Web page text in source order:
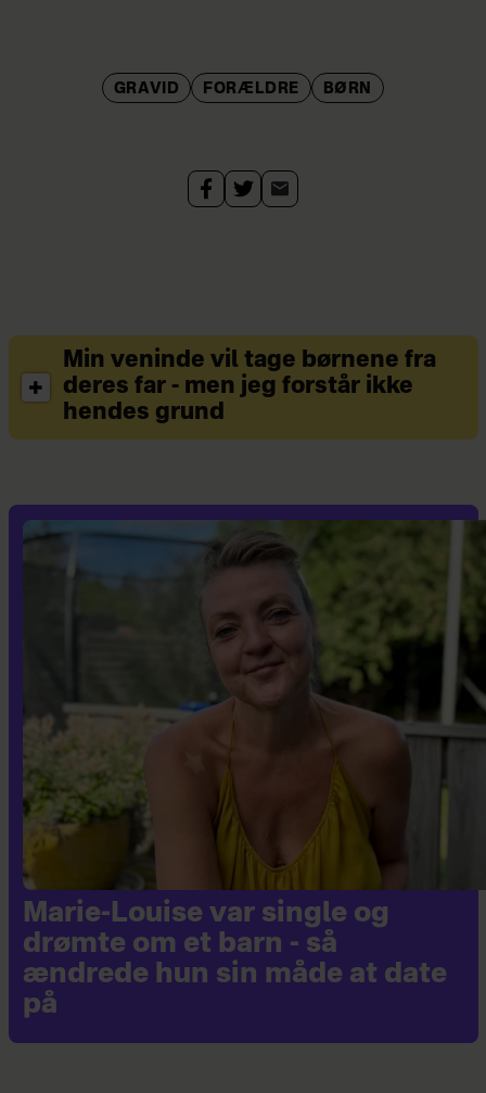
GRAVID FORÆLDRE BØRN
Min veninde vil tage børnene fra
deres far - men jeg forstår ikke
hendes grund
Marie-Louise var single og
drømte om et barn - så
ændrede hun sin måde at date
på